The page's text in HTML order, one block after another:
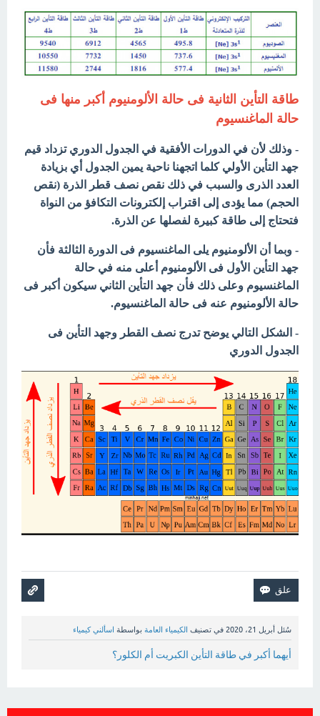
طاقة التأين الثانية فى حالة الألومنيوم أكبر منها فى
حالة الماغنسيوم
- وذلك لأن في الدورات الأفقية في الجدول الدوري تزداد قيم
جهد التأين الأولي كلما اتجهنا ناحية يمين الجدول أي بزيادة
العدد الذرى والسبب في ذلك نقص نصف قطر الذرة (نقص
الحجم) مما يؤدى إلى اقتراب إلكترونات التكافؤ من النواة
فتحتاج إلى طاقة كبيرة لفصلها عن الذرة.
- وبما أن الألومنيوم يلى الماغنسيوم فى الدورة الثالثة فأن
جهد التأين الأول فى الألومنيوم أعلى منه في حالة
الماغنسيوم وعلى ذلك فأن جهد التأين الثاني سيكون أكبر فى
حالة الألومنيوم عنه فى حالة الماغنسيوم.
- الشكل التالي يوضح تدرج نصف القطر وجهد التأين فى
الجدول الدوري
سُئل أبريل 21، 2020 في تصنيف الكيمياء العامة بواسطة اسألني كيمياء
أيهما أكبر في طاقة التأين الكبريت أم الكلور؟